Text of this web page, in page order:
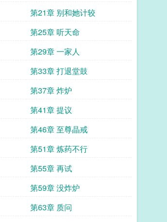
第21章 别和她计较
第25章 听天命
第29章 一家人
第33章 打退堂鼓
第37章 炸炉
第41章 提议
第46章 至尊晶戒
第51章 炼药不行
第55章 再试
第59章 没炸炉
第63章 质问